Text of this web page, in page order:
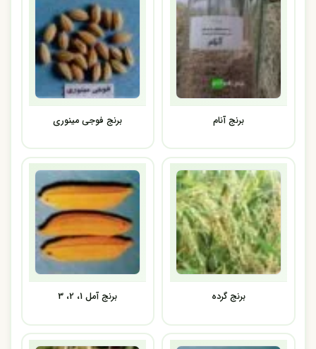
برنج آنام برنج فوجی مینوری
برنج گرده برنج آمل 1، 2، 3